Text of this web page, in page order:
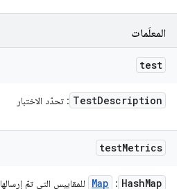
المعلَمات
test
TestDescription : تحدّد الاختبار
testMetrics
HashMap
:
Map للمقاييس التي تمّ إرسالها